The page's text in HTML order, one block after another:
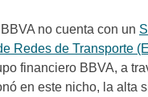
no cuenta con un
Redes de Transporte
financiero BBVA, a
en este nicho, la alta